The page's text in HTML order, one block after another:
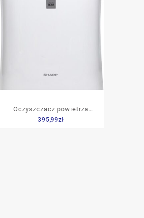
Oczyszczacz powietrza
Sharp UA-PE30E-WB
395,99zł